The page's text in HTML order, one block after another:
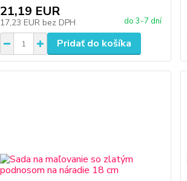
21,19 EUR
17,23 EUR bez DPH do 3-7 dní
Pridať do košíka